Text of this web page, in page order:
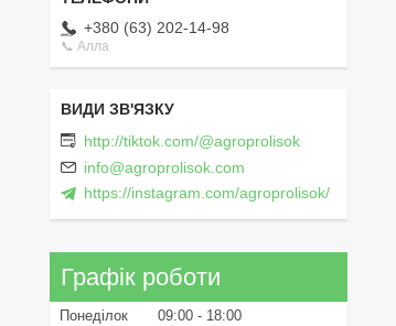
+380 (63) 202-14-98
📞 Алла
http://tiktok.com/@agroprolisok
info@agroprolisok.com
https://instagram.com/agroprolisok/
Графік роботи
Понеділок 09:00 18:00